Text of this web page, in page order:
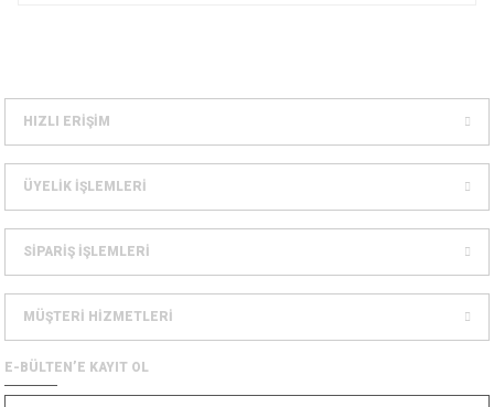
HIZLI ERİŞİM
ÜYELİK İŞLEMLERİ
SİPARİŞ İŞLEMLERİ
MÜŞTERİ HİZMETLERİ
E-BÜLTEN’E KAYIT OL